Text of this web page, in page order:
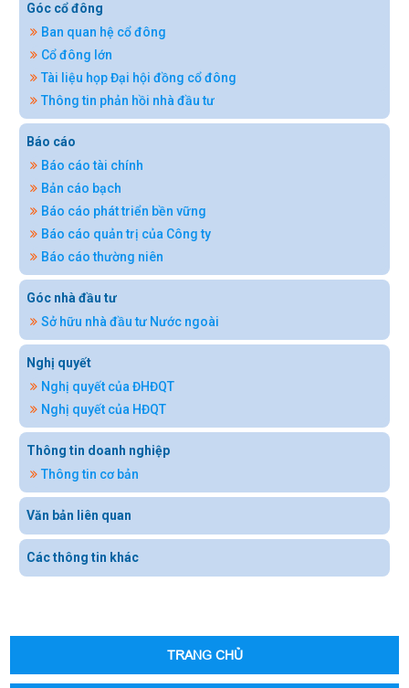
Góc cổ đông
Ban quan hệ cổ đông
Cổ đông lớn
Tài liệu họp Đại hội đồng cổ đông
Thông tin phản hồi nhà đầu tư
Báo cáo
Báo cáo tài chính
Bản cáo bạch
Báo cáo phát triển bền vững
Báo cáo quản trị của Công ty
Báo cáo thường niên
Góc nhà đầu tư
Sở hữu nhà đầu tư Nước ngoài
Nghị quyết
Nghị quyết của ĐHĐQT
Nghị quyết của HĐQT
Thông tin doanh nghiệp
Thông tin cơ bản
Văn bản liên quan
Các thông tin khác
TRANG CHỦ